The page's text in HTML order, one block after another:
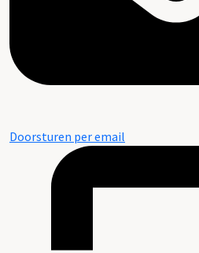
Doorsturen per email